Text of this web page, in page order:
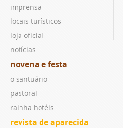
imprensa
locais turísticos
loja oficial
notícias
novena e festa
o santuário
pastoral
rainha hotéis
revista de aparecida